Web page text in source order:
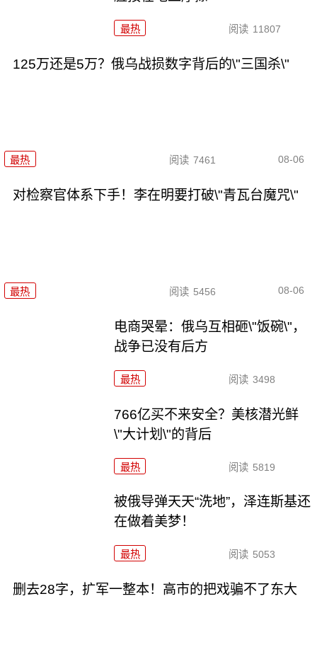
最热 阅读 11807
125万还是5万？俄乌战损数字背后的\"三国杀\"
最热 阅读 7461 08-06
对检察官体系下手！李在明要打破\"青瓦台魔咒\"
最热 阅读 5456 08-06
电商哭晕：俄乌互相砸\"饭碗\"，
战争已没有后方
最热 阅读 3498
766亿买不来安全？美核潜光鲜
\"大计划\"的背后
最热 阅读 5819
被俄导弹天天“洗地”，泽连斯基还
在做着美梦！
最热 阅读 5053
删去28字，扩军一整本！高市的把戏骗不了东大